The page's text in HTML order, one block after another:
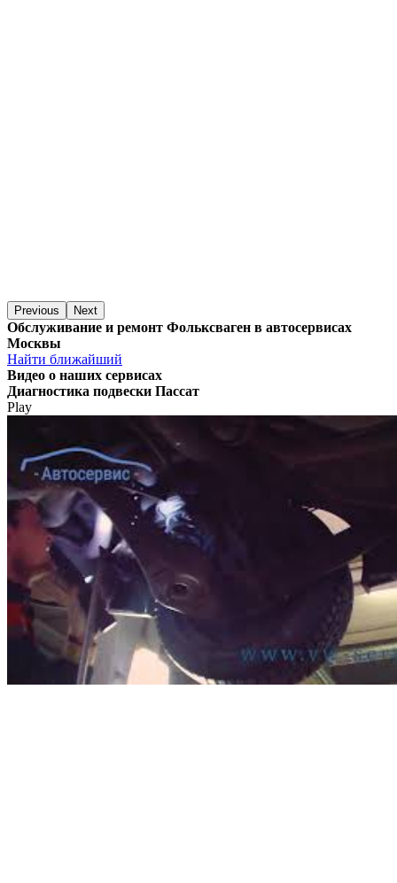
Previous Next
Обслуживание и ремонт Фольксваген в автосервисах
Москвы
Найти ближайший
Видео о наших сервисах
Диагностика подвески Пассат
Play